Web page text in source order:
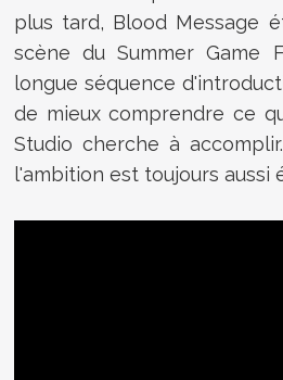
plus tard, Blood Message
scène du Summer Game
longue séquence
de mieux comprendre ce
Studio cherche à
l'ambition est toujours aussi